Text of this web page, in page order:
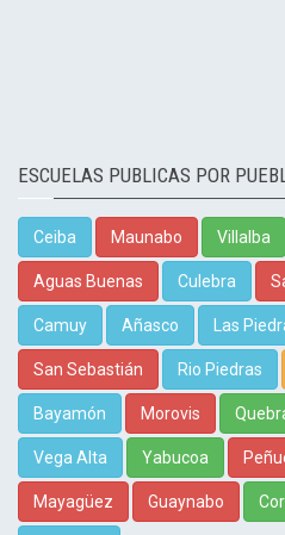
ESCUELAS PUBLICAS POR
Ceiba Maunabo Villalba
Aguas Buenas Culebra
Camuy Añasco Las
San Sebastián Rio Piedras
Bayamón Morovis
Vega Alta Yabucoa
Mayagüez Guaynabo